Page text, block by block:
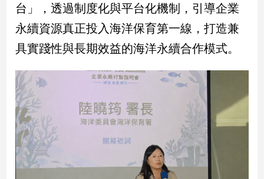
調
國
會
焦
觀
點
兩
岸/
台」，透過制度化與平台化機制，引導企業
永續資源真正投入海洋保育第一線，打造兼
具實踐性與長期效益的海洋永續合作模式。